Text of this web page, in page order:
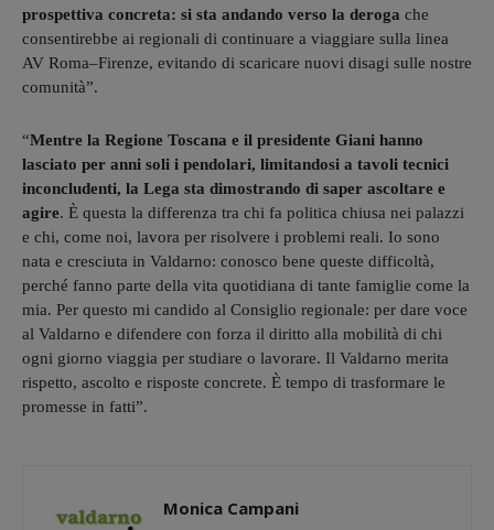
prospettiva concreta: si sta andando verso la deroga che
consentirebbe ai regionali di continuare a viaggiare sulla linea
AV Roma–Firenze, evitando di scaricare nuovi disagi sulle nostre
comunità”.
“Mentre la Regione Toscana e il presidente Giani hanno
lasciato per anni soli i pendolari, limitandosi a tavoli tecnici
inconcludenti, la Lega sta dimostrando di saper ascoltare e
agire. È questa la differenza tra chi fa politica chiusa nei palazzi
e chi, come noi, lavora per risolvere i problemi reali. Io sono
nata e cresciuta in Valdarno: conosco bene queste difficoltà,
perché fanno parte della vita quotidiana di tante famiglie come la
mia. Per questo mi candido al Consiglio regionale: per dare voce
al Valdarno e difendere con forza il diritto alla mobilità di chi
ogni giorno viaggia per studiare o lavorare. Il Valdarno merita
rispetto, ascolto e risposte concrete. È tempo di trasformare le
promesse in fatti”.
Monica Campani